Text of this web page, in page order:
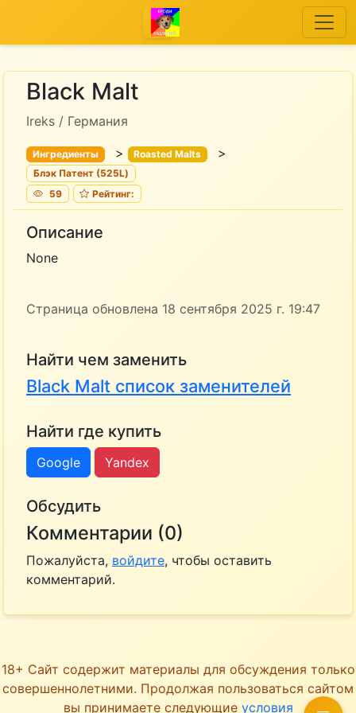
Black Malt
Ireks / Германия
Ингредиенты > Roasted Malts >
Блэк Патент (525L)
59
Рейтинг:
Описание
None
Страница обновлена 18 сентября 2025 г. 19:47
Найти чем заменить
Black Malt список заменителей
Найти где купить
Google Yandex
Обсудить
Комментарии (0)
Пожалуйста, войдите, чтобы оставить
комментарий.
18+ Сайт содержит материалы для обсуждения только
совершеннолетними. Продолжая пользоваться сайтом
вы принимаете следующие условия